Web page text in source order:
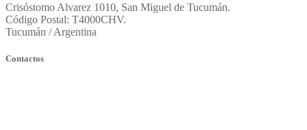
Crisóstomo Alvarez 1010, San Miguel de Tucumán.
Código Postal: T4000CHV.
Tucumán / Argentina
Contactos